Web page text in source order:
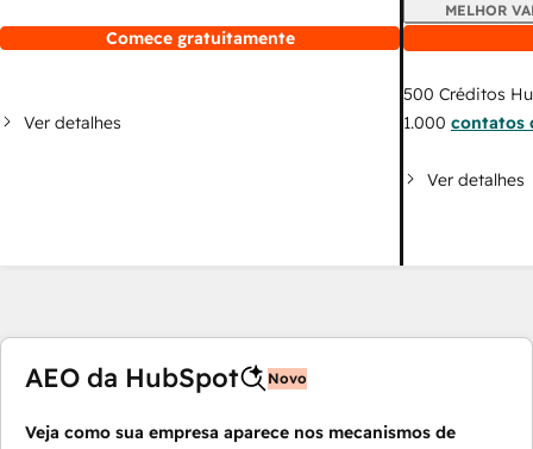
Comece gratuitamente
Ver detalhes
MELHOR
500 Créditos
1.000 contatos
Ver detalhes
AEO da HubSpot Novo
Veja como sua empresa aparece nos mecanismos de